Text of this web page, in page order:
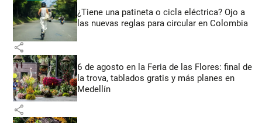
¿Tiene una patineta o cicla eléctrica? Ojo a
las nuevas reglas para circular en Colombia
share
6 de agosto en la Feria de las Flores: final de
la trova, tablados gratis y más planes en
Medellín
share